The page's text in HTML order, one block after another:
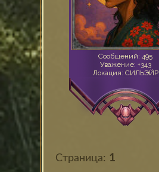
Сообщений: 495
Уважение: +343
Локация: СИЛЬЭЙР
Страница: 1